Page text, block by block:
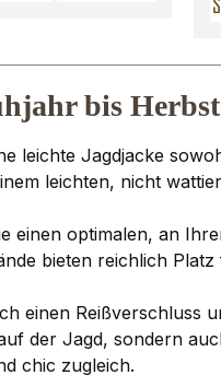
bis
leichte Jagdjacke
leichten, nicht
einen optimalen, an
bieten reichlich
einen Reißverschluss
der Jagd, sondern
chic zugleich.